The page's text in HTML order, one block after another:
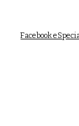
Facebook